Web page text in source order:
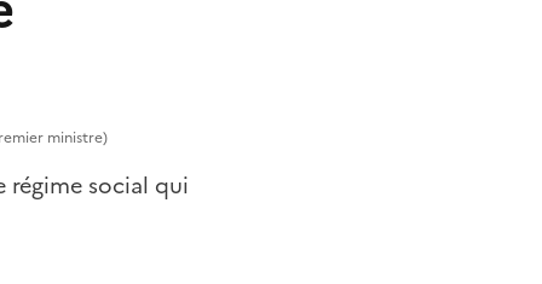
ministre)
régime social qui